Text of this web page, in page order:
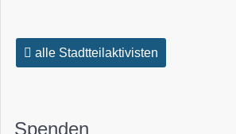
alle Stadtteilaktivisten
Spenden